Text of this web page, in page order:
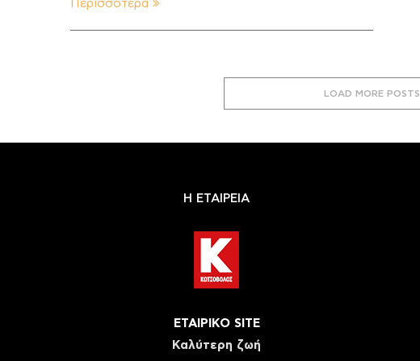
Περισσότερα
LOAD MORE POSTS
Η ΕΤΑΙΡΕΙΑ
ΕΤΑΙΡΙΚΟ SITE
Καλύτερη ζωή